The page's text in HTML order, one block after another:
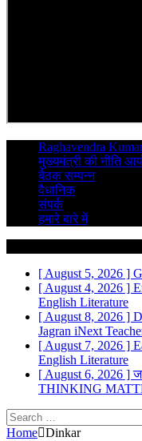
Raghavendra
मुख्यमंत्री की नीति
बैठक सम्पन्न
वैधानिक
संपर्क
हमारे बारे में
[ August 5, 2026 ]
[ August 4, 2026 ]
English Literature
[ August 8, 2026 ]
Jagran iNext
[ August 7, 2026 ]
English Literature
[ August 6, 2026 ]
THINKING
Search
for:
Home Dinkar